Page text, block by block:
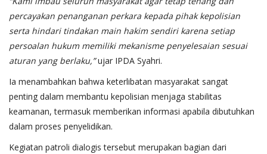
percayakan penanganan perkara kepada pihak kepolisian
serta hindari tindakan main hakim sendiri karena setiap
persoalan hukum memiliki mekanisme penyelesaian sesuai
aturan yang berlaku,”ujar IPDA Syahri.
Ia menambahkan bahwa keterlibatan masyarakat sangat
penting dalam membantu kepolisian menjaga stabilitas
keamanan, termasuk memberikan informasi apabila dibutuhkan
dalam proses penyelidikan.
Kegiatan patroli dialogis tersebut merupakan bagian dari